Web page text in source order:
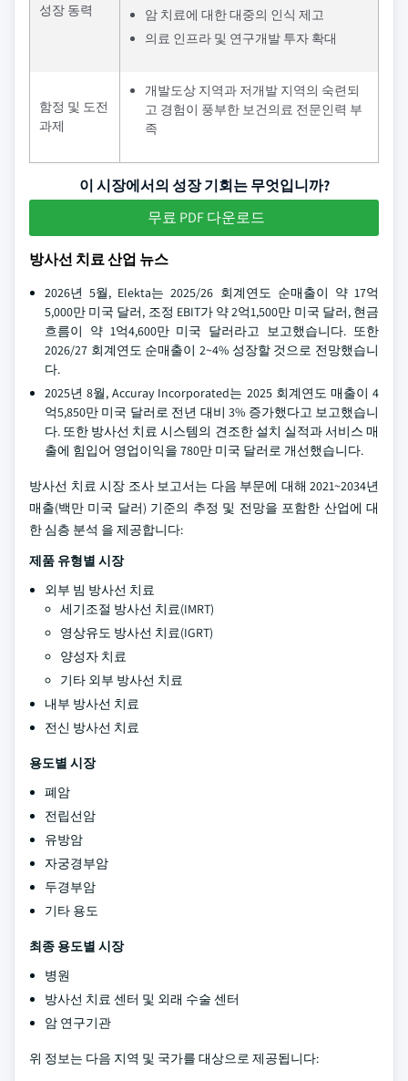
성장 동력
암 치료에 대한 대중의 인식 제고
의료 인프라 및 연구개발 투자 확대
함정 및 도전
과제
개발도상 지역과 저개발 지역의 숙련되
고 경험이 풍부한 보건의료 전문인력 부
족
이 시장에서의 성장 기회는 무엇입니까?
무료 PDF 다운로드
방사선 치료 산업 뉴스
2026년 5월, Elekta는 2025/26 회계연도 순매출이 약 17억
5,000만 미국 달러, 조정 EBIT가 약 2억1,500만 미국 달러, 현금
흐름이 약 1억4,600만 미국 달러라고 보고했습니다. 또한
2026/27 회계연도 순매출이 2~4% 성장할 것으로 전망했습니
다.
2025년 8월, Accuray Incorporated는 2025 회계연도 매출이 4
억5,850만 미국 달러로 전년 대비 3% 증가했다고 보고했습니
다. 또한 방사선 치료 시스템의 견조한 설치 실적과 서비스 매
출에 힘입어 영업이익을 780만 미국 달러로 개선했습니다.
방사선 치료 시장 조사 보고서는 다음 부문에 대해 2021~2034년
매출(백만 미국 달러) 기준의 추정 및 전망을 포함한 산업에 대
한 심층 분석 을 제공합니다:
제품 유형별 시장
외부 빔 방사선 치료
세기조절 방사선 치료(IMRT)
영상유도 방사선 치료(IGRT)
양성자 치료
기타 외부 방사선 치료
내부 방사선 치료
전신 방사선 치료
용도별 시장
폐암
전립선암
유방암
자궁경부암
두경부암
기타 용도
최종 용도별 시장
병원
방사선 치료 센터 및 외래 수술 센터
암 연구기관
위 정보는 다음 지역 및 국가를 대상으로 제공됩니다: